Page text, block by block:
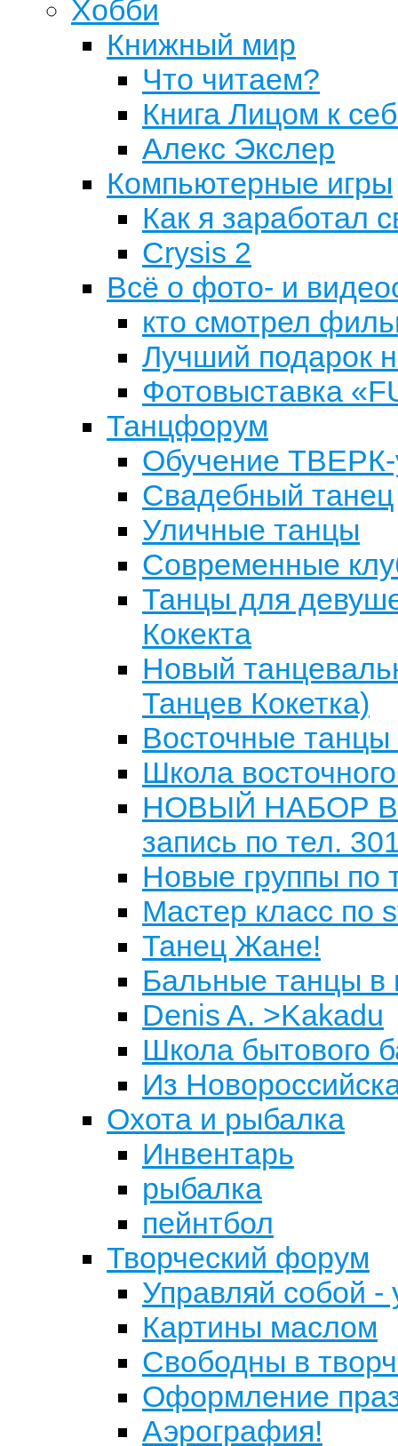
Хобби
Книжный мир
Что читаем?
Книга Лицом к
Алекс Экслер
Компьютерные игры
Как я заработал
Crysis 2
Всё о фото- и
кто смотрел
Лучший подарок
Фотовыставка
Танцфорум
Обучение ТВЕРК-
Свадебный танец
Уличные танцы
Современные
Танцы для
Кокекта
Новый
Танцев Кокетка)
Восточные
Школа
НОВЫЙ НАБОР В
запись по тел.
Новые группы по
Мастер класс по
Танец Жане!
Бальные танцы в
Denis A. >Kakadu
Школа бытового
Из
Охота и рыбалка
Инвентарь
рыбалка
пейнтбол
Творческий форум
Управляй собой -
Картины маслом
Свободны в
Оформление
Аэрография!